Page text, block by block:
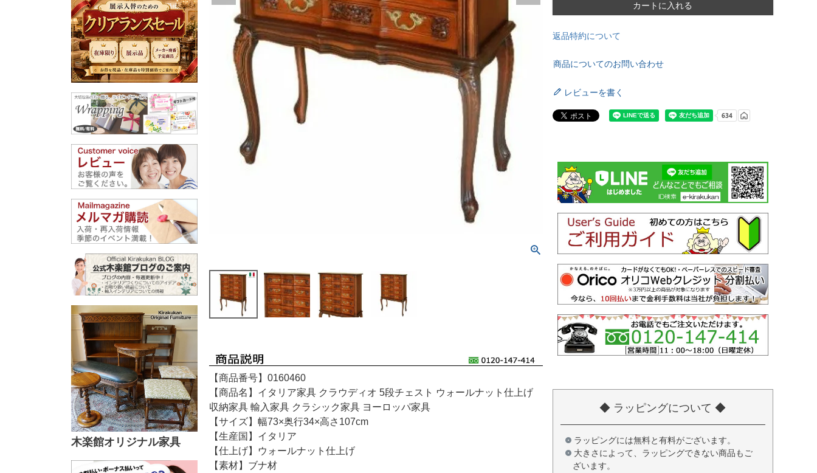
木楽館オリジナル家具
【商品番号】0160460
【商品名】イタリア家具 クラウディオ 5段チェスト ウォールナット仕上げ
収納家具 輸入家具 クラシック家具 ヨーロッパ家具
【サイズ】幅73×奥行34×高さ107cm
【生産国】イタリア
【仕上げ】ウォールナット仕上げ
【素材】ブナ材
カートに入れる
返品特約について
商品についてのお問い合わせ
レビューを書く
◆ ラッピングについて ◆
ラッピングには無料と有料がございます。
大きさによって、ラッピングできない商品もご
ざいます。